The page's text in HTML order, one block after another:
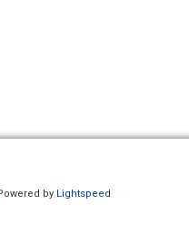
by Lightspeed